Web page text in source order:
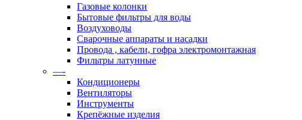
Газовые колонки
Бытовые фильтры для воды
Воздуховоды
Сварочные аппараты и насадки
Провода , кабели, гофра электромонтажная
Фильтры латунные
—-
Кондиционеры
Вентиляторы
Инструменты
Крепёжные изделия